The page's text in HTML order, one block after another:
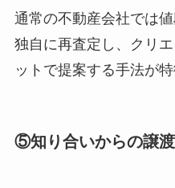
通常の不動産会社では
独自に再査定し、クリ
ットで提案する手法が特
⑤知り合いからの譲渡